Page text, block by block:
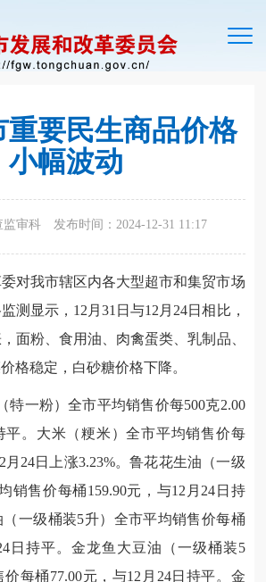
切
换
重要民生商品价格
小幅波动
监审科 发布时间：2024-12-31 11:17
对我市辖区内各大型超市和集贸市场
测显示，12月31日与12月24日相比，
面粉、食用油、肉禽蛋类、乳制品、
格稳定，白砂糖价格下降。
特一粉）全市平均销售价每500克2.00
平。大米（粳米）全市平均销售价每
月24日上涨3.23%。鲁花花生油（一级
销售价每桶159.90元，与12月24日持
一级桶装5升）全市平均销售价每桶
日持平。金龙鱼大豆油（一级桶装5
每桶77.00元，与12月24日持平。金